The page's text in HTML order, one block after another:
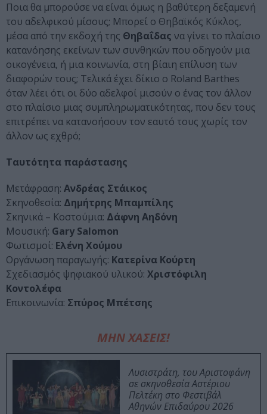
Ποια θα μπορούσε να είναι όμως η βαθύτερη δεξαμενή
του αδελφικού μίσους; Μπορεί ο Θηβαϊκός Κύκλος,
μέσα από την εκδοχή της Θηβαΐδας να γίνει το πλαίσιο
κατανόησης εκείνων των συνθηκών που οδηγούν μια
οικογένεια, ή μια κοινωνία, στη βίαιη επίλυση των
διαφορών τους; Τελικά έχει δίκιο ο Roland Barthes
όταν λέει ότι οι δύο αδελφοί μισούν ο ένας τον άλλον
στο πλαίσιο μιας συμπληρωματικότητας, που δεν τους
επιτρέπει να κατανοήσουν τον εαυτό τους χωρίς τον
άλλον ως εχθρό;
Ταυτότητα παράστασης
Μετάφραση: Ανδρέας Στάικος
Σκηνοθεσία: Δημήτρης Μπαμπίλης
Σκηνικά – Κοστούμια: Δάφνη Αηδόνη
Μουσική: Gary Salomon
Φωτισμοί: Ελένη Χούμου
Οργάνωση παραγωγής: Κατερίνα Κούρτη
Σχεδιασμός ψηφιακού υλικού: Χριστόφιλη
Κοντολέφα
Επικοινωνία: Σπύρος Μπέτσης
ΜΗΝ ΧΑΣΕΙΣ!
Λυσιστράτη, του Αριστοφάνη
σε σκηνοθεσία Αστέριου
Πελτέκη στο Φεστιβάλ
Αθηνών Επιδαύρου 2026